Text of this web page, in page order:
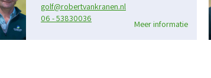
golf@robertvankranen.nl
06 - 53830036
Meer informatie